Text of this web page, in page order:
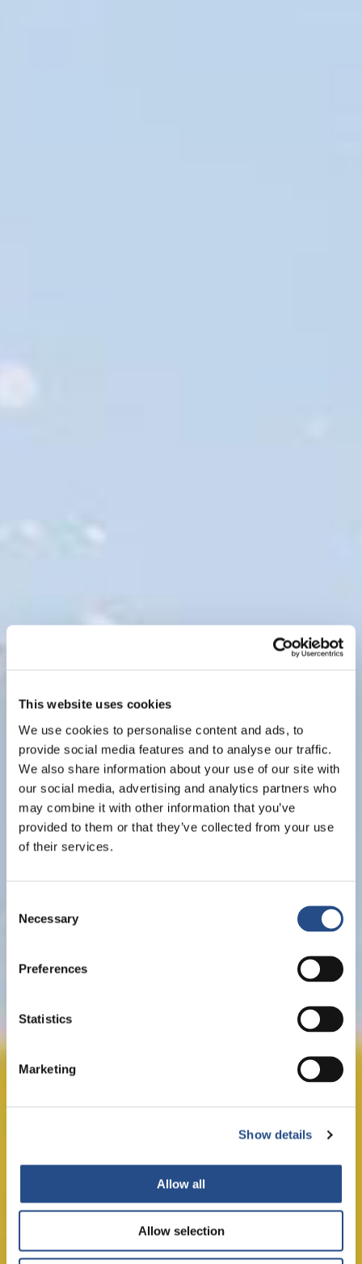
This website uses cookies
We use cookies to personalise content and ads, to
provide social media features and to analyse our traffic.
We also share information about your use of our site with
our social media, advertising and analytics partners who
may combine it with other information that you’ve
provided to them or that they’ve collected from your use
of their services.
Selection
Necessary
Preferences
Statistics
Marketing
Show details
Allow all
Allow selection